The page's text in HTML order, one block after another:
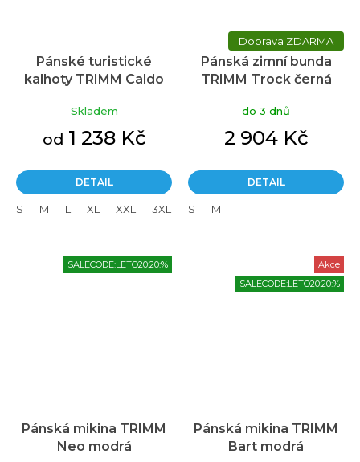
Pánské turistické
kalhoty TRIMM Caldo
Skladem
od 1 238 Kč
DETAIL
S M L XL XXL 3XL
ZDARMA
Pánská zimní bunda
TRIMM Trock černá
do 3 dnů
2 904 Kč
DETAIL
S M
SALECODE:LETO20:20:%
Pánská mikina TRIMM
Neo modrá
Akce
SALECODE:LETO20:20:%
Pánská mikina TRIMM
Bart modrá